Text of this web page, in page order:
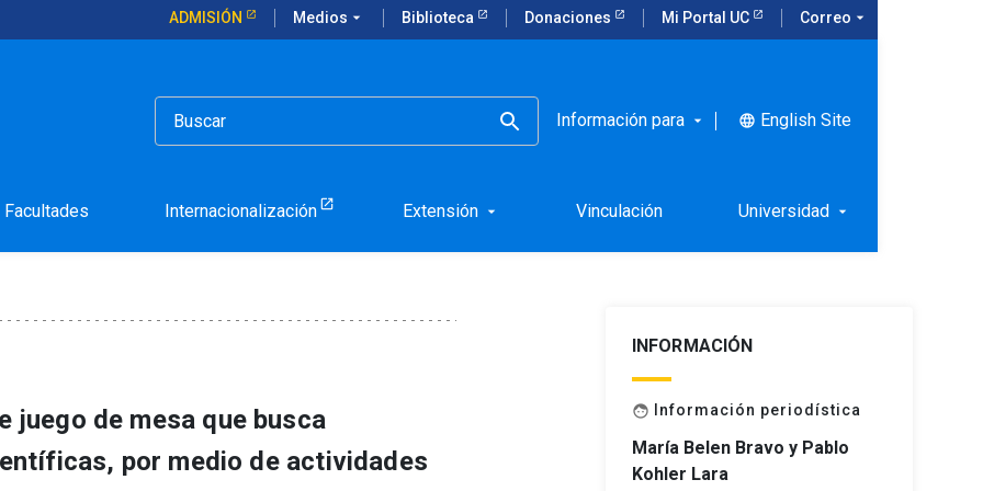
ADMISIÓN Medios arrow_drop_down Biblioteca Donaciones Mi Portal UC Correo arrow_drop_down
Información para arrow_drop_down language English Site
Facultades Internacionalización Extensión arrow_drop_down Vinculación Universidad arrow_drop_down
que enseñan investigación
Pirque
juego de mesa que busca
por medio de actividades
INFORMACIÓN
face Información periodística
María Belen Bravo y Pablo
Kohler Lara